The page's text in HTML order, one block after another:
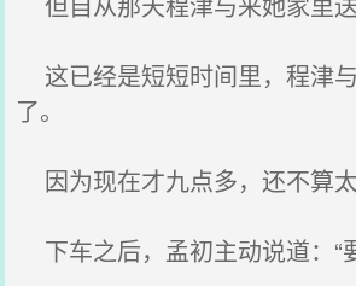
这已经是短短时间里，程津
了。
因为现在才九点多，还不算太
下车之后，孟初主动说道：“